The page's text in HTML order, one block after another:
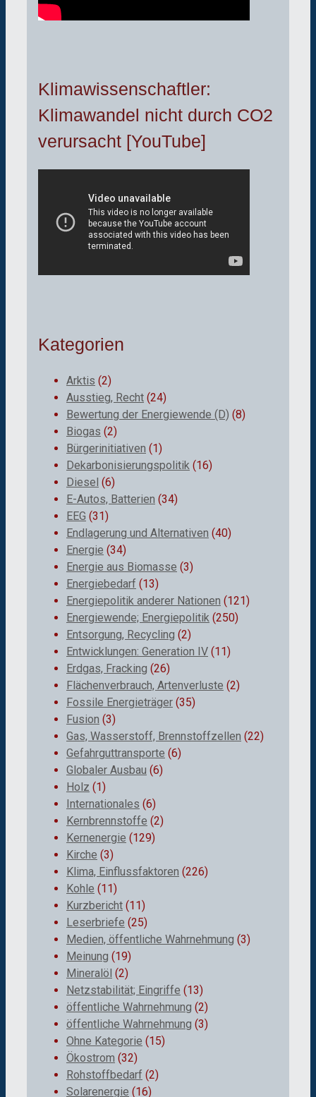
Klimawissenschaftler:
Klimawandel nicht durch CO2
verursacht [YouTube]
Kategorien
Arktis (2)
Ausstieg, Recht (24)
Bewertung der Energiewende (D) (8)
Biogas (2)
Bürgerinitiativen (1)
Dekarbonisierungspolitik (16)
Diesel (6)
E-Autos, Batterien (34)
EEG (31)
Endlagerung und Alternativen (40)
Energie (34)
Energie aus Biomasse (3)
Energiebedarf (13)
Energiepolitik anderer Nationen (121)
Energiewende; Energiepolitik (250)
Entsorgung, Recycling (2)
Entwicklungen: Generation IV (11)
Erdgas, Fracking (26)
Flächenverbrauch, Artenverluste (2)
Fossile Energieträger (35)
Fusion (3)
Gas, Wasserstoff, Brennstoffzellen (22)
Gefahrguttransporte (6)
Globaler Ausbau (6)
Holz (1)
Internationales (6)
Kernbrennstoffe (2)
Kernenergie (129)
Kirche (3)
Klima, Einflussfaktoren (226)
Kohle (11)
Kurzbericht (11)
Leserbriefe (25)
Medien, öffentliche Wahrnehmung (3)
Meinung (19)
Mineralöl (2)
Netzstabilität; Eingriffe (13)
öffentliche Wahrnehmung (2)
öffentliche Wahrnehmung (3)
Ohne Kategorie (15)
Ökostrom (32)
Rohstoffbedarf (2)
Solarenergie (16)